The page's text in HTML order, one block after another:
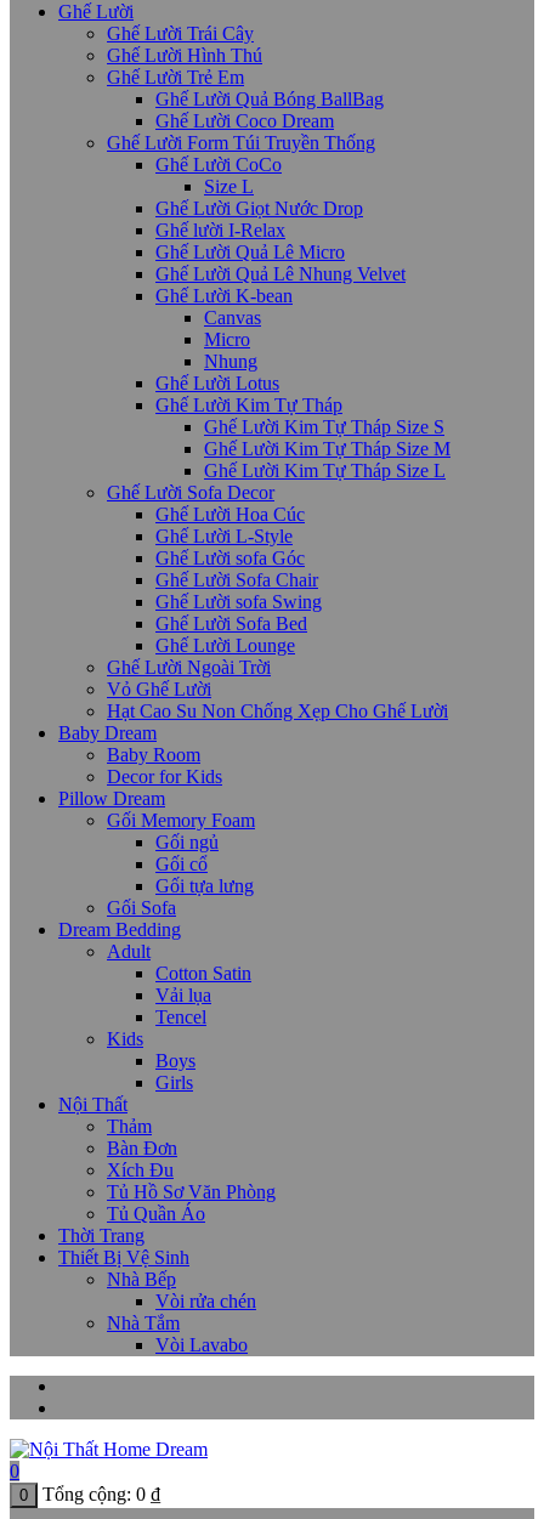
Ghế Lười
Ghế Lười Trái Cây
Ghế Lười Hình Thú
Ghế Lười Trẻ Em
Ghế Lười Quả Bóng BallBag
Ghế Lười Coco Dream
Ghế Lười Form Túi Truyền Thống
Ghế Lười CoCo
Size L
Ghế Lười Giọt Nước Drop
Ghế lười I-Relax
Ghế Lười Quả Lê Micro
Ghế Lười Quả Lê Nhung Velvet
Ghế Lười K-bean
Canvas
Micro
Nhung
Ghế Lười Lotus
Ghế Lười Kim Tự Tháp
Ghế Lười Kim Tự Tháp Size S
Ghế Lười Kim Tự Tháp Size M
Ghế Lười Kim Tự Tháp Size L
Ghế Lười Sofa Decor
Ghế Lười Hoa Cúc
Ghế Lười L-Style
Ghế Lười sofa Góc
Ghế Lười Sofa Chair
Ghế Lười sofa Swing
Ghế Lười Sofa Bed
Ghế Lười Lounge
Ghế Lười Ngoài Trời
Vỏ Ghế Lười
Hạt Cao Su Non Chống Xẹp Cho Ghế Lười
Baby Dream
Baby Room
Decor for Kids
Pillow Dream
Gối Memory Foam
Gối ngủ
Gối cổ
Gối tựa lưng
Gối Sofa
Dream Bedding
Adult
Cotton Satin
Vải lụa
Tencel
Kids
Boys
Girls
Nội Thất
Thảm
Bàn Đơn
Xích Đu
Tủ Hồ Sơ Văn Phòng
Tủ Quần Áo
Thời Trang
Thiết Bị Vệ Sinh
Nhà Bếp
Vòi rửa chén
Nhà Tắm
Vòi Lavabo
0
0 Tổng cộng: 0 ₫